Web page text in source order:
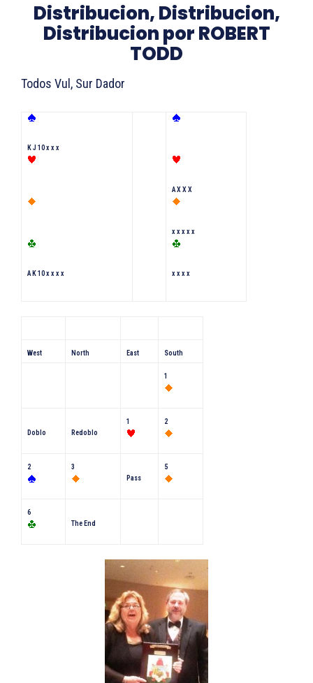
Distribucion, Distribucion,
Distribucion por ROBERT
TODD
Todos Vul, Sur Dador
K J 10 x x x
A K 10 x x x x
A X X X
x x x x x
x x x x
West North East South
1
Doblo Redoblo
1 2
2
3
Pass
5
6
The End